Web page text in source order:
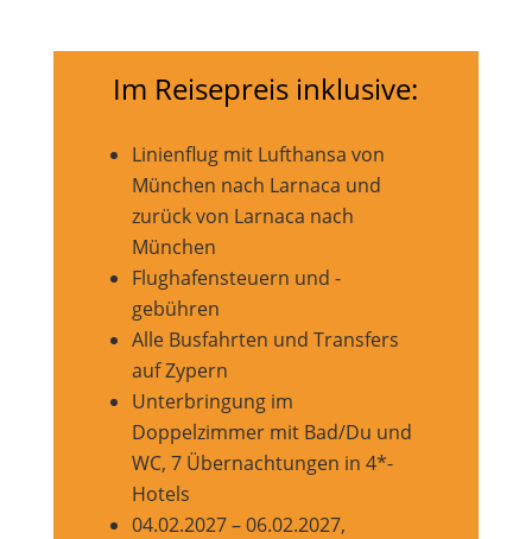
Im Reisepreis inklusive:
Linienflug mit Lufthansa von
München nach Larnaca und
zurück von Larnaca nach
München
Flughafensteuern und -
gebühren
Alle Busfahrten und Transfers
auf Zypern
Unterbringung im
Doppelzimmer mit Bad/Du und
WC, 7 Übernachtungen in 4*-
Hotels
04.02.2027 – 06.02.2027,